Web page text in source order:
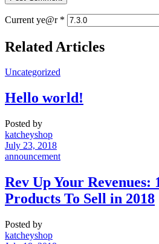
Current ye@r *
Related Articles
Uncategorized
Hello world!
Posted by
katcheyshop
July 23, 2018
announcement
Rev Up Your Revenues:
Products To Sell in 2018
Posted by
katcheyshop